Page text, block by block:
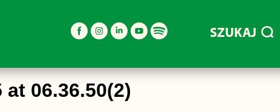
SZUKAJ
06.36.50(2)